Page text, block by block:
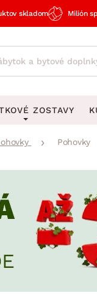
skladom Milión
lampy a lampičky
a závesné svietidlá
vše
ZOSTAVY
Obývacie zostavy
Spálňové zostavy
Kancelárske zostavy
Kuchynské zostavy
Detské zostavy
Predsieňové zostavy
Pohovky